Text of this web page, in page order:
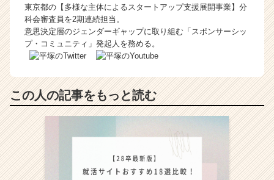
東京都の【多様な主体によるスタートアップ支援展開事業】分
科会審査員を2期連続担当。
意思決定層のジェンダーギャップに取り組む「スポンサーシッ
プ・コミュニティ」発起人を務める。
この人の記事をもっと読む